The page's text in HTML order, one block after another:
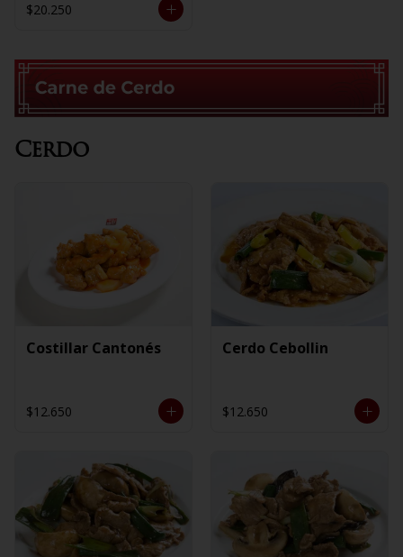
$20.250
Cerdo
Costillar Cantonés
$12.650
Cerdo Cebollin
$12.650